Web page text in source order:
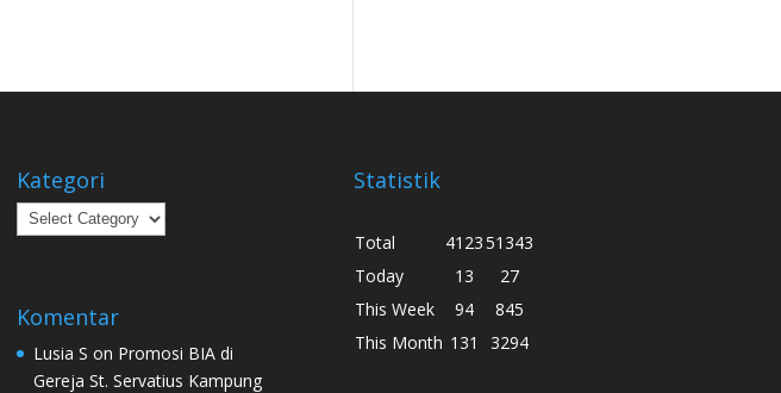
Kategori
Kategori
Komentar
Lusia S on Promosi BIA di
Gereja St. Servatius Kampung
Statistik
Total 412351343
Today
13
27
This Week
94
845
This Month 131 3294